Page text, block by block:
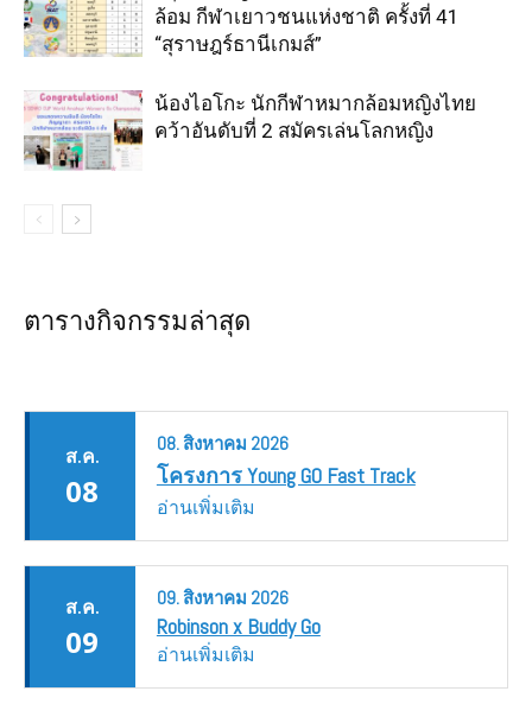
ล้อม กีฬาเยาวชนแห่งชาติ ครั้งที่ 41
“สุราษฎร์ธานีเกมส์”
น้องไอโกะ นักกีฬาหมากล้อมหญิงไทย
คว้าอันดับที่ 2 สมัครเล่นโลกหญิง
ตารางกิจกรรมล่าสุด
ส.ค.
08
08.สิงหาคม 2026
โครงการ Young GO Fast Track
อ่านเพิ่มเติม
ส.ค.
09
09.สิงหาคม 2026
Robinson x Buddy Go
อ่านเพิ่มเติม